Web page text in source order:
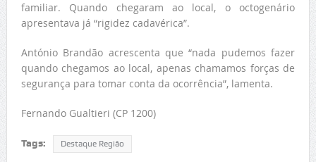
familiar. Quando chegaram ao local, o octogenário
apresentava já “rigidez cadavérica”.
António Brandão acrescenta que “nada pudemos fazer
quando chegamos ao local, apenas chamamos forças de
segurança para tomar conta da ocorrência”, lamenta.
Fernando Gualtieri (CP 1200)
Tags: Destaque Região